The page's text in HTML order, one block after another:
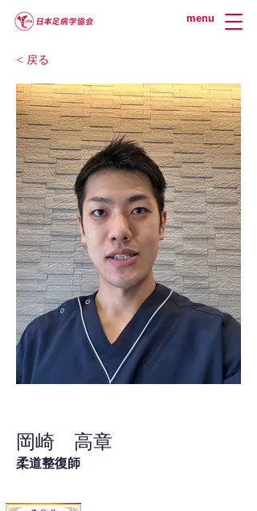
menu
< 戻る
岡崎 高章
柔道整復師